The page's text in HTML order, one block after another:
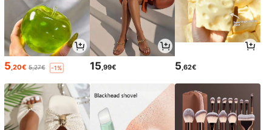
5,20€ 5,27€ -1% 15,99€ 5,62€